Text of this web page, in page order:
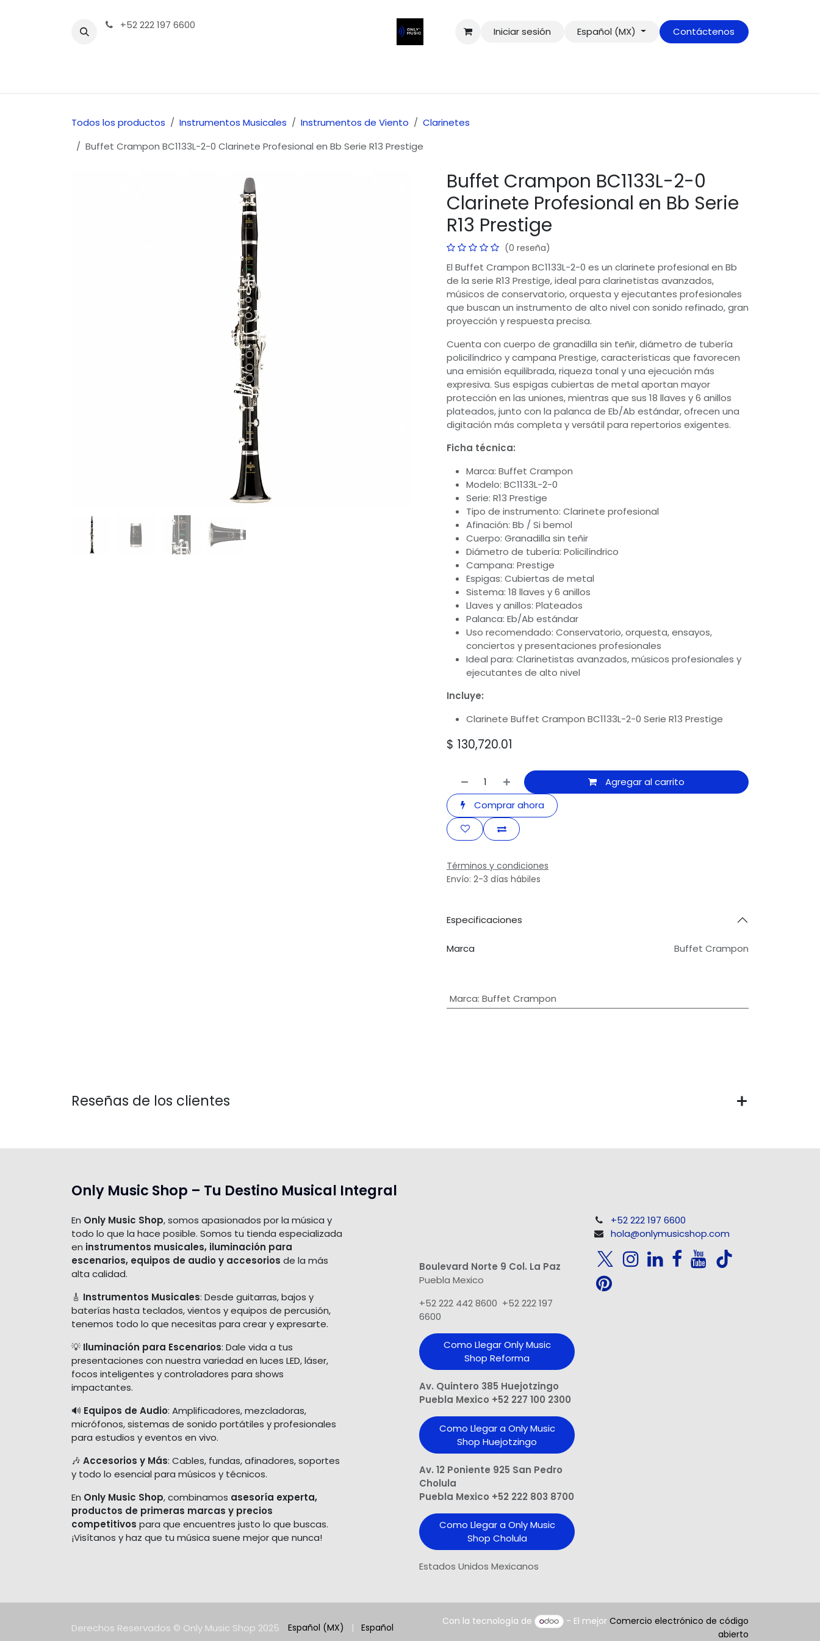
+52 222 197 6600
Iniciar sesión Español (MX) Contáctenos
Todos los productos Instrumentos Musicales Instrumentos de Viento
Clarinetes
Buffet Crampon BC1133L-2-0 Clarinete Profesional en Bb Serie R13 Prestige
Buffet Crampon BC1133L-2-0
Clarinete Profesional en Bb Serie
R13 Prestige
(0 reseña)
El Buffet Crampon BC1133L-2-0 es un clarinete profesional en Bb
de la serie R13 Prestige, ideal para clarinetistas avanzados,
músicos de conservatorio, orquesta y ejecutantes profesionales
que buscan un instrumento de alto nivel con sonido refinado, gran
proyección y respuesta precisa.
Cuenta con cuerpo de granadilla sin teñir, diámetro de tubería
policilíndrico y campana Prestige, características que favorecen
una emisión equilibrada, riqueza tonal y una ejecución más
expresiva. Sus espigas cubiertas de metal aportan mayor
protección en las uniones, mientras que sus 18 llaves y 6 anillos
plateados, junto con la palanca de Eb/Ab estándar, ofrecen una
digitación más completa y versátil para repertorios exigentes.
Ficha técnica:
Marca: Buffet Crampon
Modelo: BC1133L-2-0
Serie: R13 Prestige
Tipo de instrumento: Clarinete profesional
Afinación: Bb / Si bemol
Cuerpo: Granadilla sin teñir
Diámetro de tubería: Policilíndrico
Campana: Prestige
Espigas: Cubiertas de metal
Sistema: 18 llaves y 6 anillos
Llaves y anillos: Plateados
Palanca: Eb/Ab estándar
Uso recomendado: Conservatorio, orquesta, ensayos,
conciertos y presentaciones profesionales
Ideal para: Clarinetistas avanzados, músicos profesionales y
ejecutantes de alto nivel
Incluye:
Clarinete Buffet Crampon BC1133L-2-0 Serie R13 Prestige
$ 130,720.01
Agregar al carrito
Comprar ahora
Términos y condiciones
Envío: 2-3 días hábiles
Especificaciones
Marca Buffet Crampon
Marca: Buffet Crampon
Reseñas de los clientes
Only Music Shop – Tu Destino Musical Integral
En Only Music Shop, somos apasionados por la música y
todo lo que la hace posible. Somos tu tienda especializada
en instrumentos musicales, iluminación para
escenarios, equipos de audio y accesorios de la más
alta calidad.
🎸 Instrumentos Musicales: Desde guitarras, bajos y
baterías hasta teclados, vientos y equipos de percusión,
tenemos todo lo que necesitas para crear y expresarte.
💡 Iluminación para Escenarios: Dale vida a tus
presentaciones con nuestra variedad en luces LED, láser,
focos inteligentes y controladores para shows
impactantes.
🔊 Equipos de Audio: Amplificadores, mezcladoras,
micrófonos, sistemas de sonido portátiles y profesionales
para estudios y eventos en vivo.
🎶 Accesorios y Más: Cables, fundas, afinadores, soportes
y todo lo esencial para músicos y técnicos.
En Only Music Shop, combinamos asesoría experta,
productos de primeras marcas y precios
competitivos para que encuentres justo lo que buscas.
¡Visítanos y haz que tu música suene mejor que nunca!
Boulevard Norte 9 Col. La Paz
Puebla Mexico
+52 222 442 8600 +52 222 197
6600
Como Llegar Only Music
Shop​ Reforma
Av. Quintero 385 Huejotzingo
Puebla Mexico +52 227 100 2300
Como Llegar a Only Music
Shop Huejotzingo
Av. 12 Poniente 925 San Pedro
Cholula
Puebla Mexico +52 222 803 8700
Como Llegar a Only Music
Shop Cholula
Estados Unidos Mexicanos
+52 222 197 6600
hola@onlymusicshop.com
Derechos Reservados © Only Music Shop 2025 Español (MX) | Español
Con la tecnología de - El mejor Comercio electrónico de código
abierto